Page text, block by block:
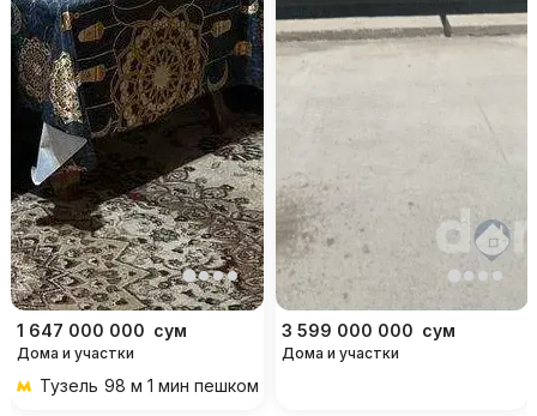
1 647 000 000 сум
Дома и участки
Тузель 98 м 1 мин пешком
3 599 000 000 сум
Дома и участки